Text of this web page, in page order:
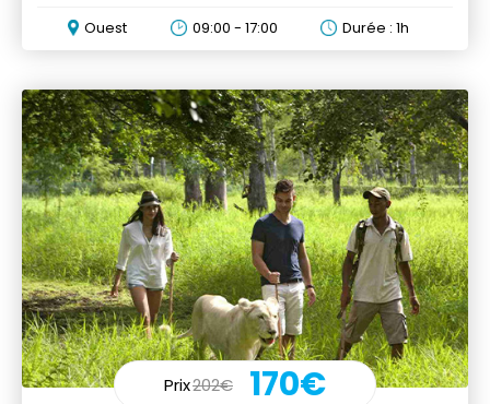
Ouest 09:00 - 17:00 Durée : 1h
Prix202€ 170€